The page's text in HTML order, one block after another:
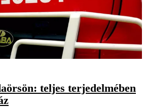
teljes terjedelmében